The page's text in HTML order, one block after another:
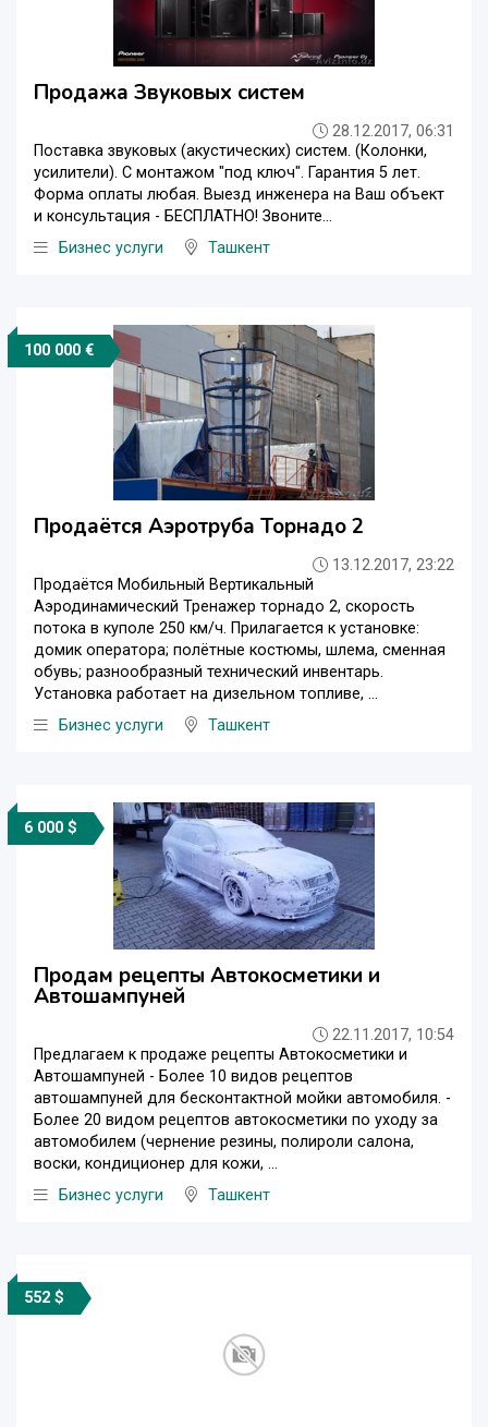
Продажа Звуковых систем
28.12.2017, 06:31
Поставка звуковых (акустических) систем. (Колонки,
усилители). С монтажом "под ключ". Гарантия 5 лет.
Форма оплаты любая. Выезд инженера на Ваш объект
и консультация - БЕСПЛАТНО! Звоните...
Бизнес услуги
Ташкент
100 000 €
Продаётся Аэротруба Торнадо 2
13.12.2017, 23:22
Продаётся Мобильный Вертикальный
Аэродинамический Тренажер торнадо 2, скорость
потока в куполе 250 км/ч. Прилагается к установке:
домик оператора; полётные костюмы, шлема, сменная
обувь; разнообразный технический инвентарь.
Установка работает на дизельном топливе, ...
Бизнес услуги
Ташкент
6 000 $
Продам рецепты Автокосметики и
Автошампуней
22.11.2017, 10:54
Предлагаем к продаже рецепты Автокосметики и
Автошампуней - Более 10 видов рецептов
автошампуней для бесконтактной мойки автомобиля. -
Более 20 видом рецептов автокосметики по уходу за
автомобилем (чернение резины, полироли салона,
воски, кондиционер для кожи, ...
Бизнес услуги
Ташкент
552 $